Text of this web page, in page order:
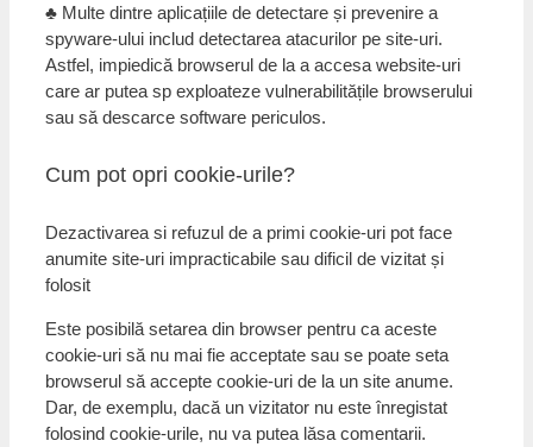
♣ Multe dintre aplicațiile de detectare și prevenire a
spyware-ului includ detectarea atacurilor pe site-uri.
Astfel, impiedică browserul de la a accesa website-uri
care ar putea sp exploateze vulnerabilitățile browserului
sau să descarce software periculos.
Cum pot opri cookie-urile?
Dezactivarea si refuzul de a primi cookie-uri pot face
anumite site-uri impracticabile sau dificil de vizitat și
folosit
Este posibilă setarea din browser pentru ca aceste
cookie-uri să nu mai fie acceptate sau se poate seta
browserul să accepte cookie-uri de la un site anume.
Dar, de exemplu, dacă un vizitator nu este înregistat
folosind cookie-urile, nu va putea lăsa comentarii.